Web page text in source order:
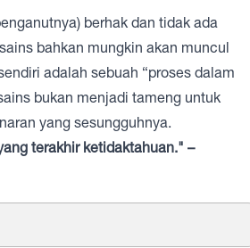
berhak dan tidak ada
bahkan mungkin akan muncul
adalah sebuah “proses dalam
bukan menjadi tameng untuk
yang sesungguhnya.
terakhir ketidaktahuan." –